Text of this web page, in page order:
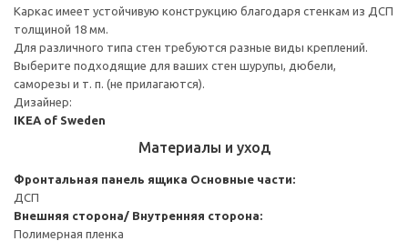
Каркас имеет устойчивую конструкцию благодаря стенкам из ДСП
толщиной 18 мм.
Для различного типа стен требуются разные виды креплений.
Выберите подходящие для ваших стен шурупы, дюбели,
саморезы и т. п. (не прилагаются).
Дизайнер:
IKEA of Sweden
Материалы и уход
Фронтальная панель ящика Основные части:
ДСП
Внешняя сторона/ Внутренняя сторона:
Полимерная пленка